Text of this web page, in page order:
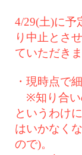
4/29(土)に予
り中止とさせ
ていただき
・現時点で
※知り合い
というわけに
はいかなく
ので)。